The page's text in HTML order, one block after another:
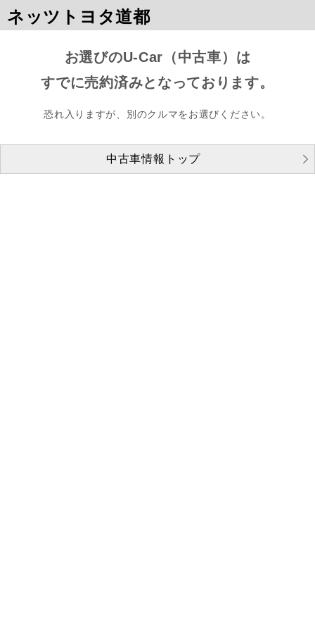
ネッツトヨタ道都
お選びのU-Car（中古車）は
すでに売約済みとなっております。
恐れ入りますが、別のクルマをお選びください。
中古車情報トップ